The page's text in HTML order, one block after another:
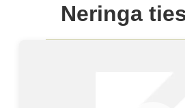
Neringa